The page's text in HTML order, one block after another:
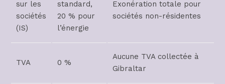
sur les
sociétés
(IS)
standard,
20 % pour
l’énergie
Exonération totale pour
sociétés non-résidentes
TVA 0 %
Aucune TVA collectée à
Gibraltar